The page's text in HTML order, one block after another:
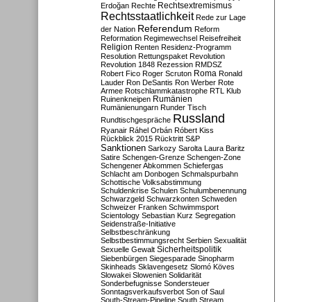
Erdoğan Rechte Rechtsextremismus
Rechtsstaatlichkeit Rede zur Lage
der Nation Referendum Reform
Reformation Regimewechsel Reisefreiheit
Religion Renten Residenz-Programm
Resolution Rettungspaket Revolution
Revolution 1848 Rezession RMDSZ
Robert Fico Roger Scruton Roma Ronald
Lauder Ron DeSantis Ron Werber Rote
Armee Rotschlammkatastrophe RTL Klub
Ruinenkneipen Rumänien
Rumänienungarn Runder Tisch
Rundtischgespräche Russland
Ryanair Ráhel Orbán Róbert Kiss
Rückblick 2015 Rücktritt S&P
Sanktionen Sarkozy Sarolta Laura Baritz
Satire Schengen-Grenze Schengen-Zone
Schengener Abkommen Schiefergas
Schlacht am Donbogen Schmalspurbahn
Schottische Volksabstimmung
Schuldenkrise Schulen Schulumbenennung
Schwarzgeld Schwarzkonten Schweden
Schweizer Franken Schwimmsport
Scientology Sebastian Kurz Segregation
Seidenstraße-Initiative
Selbstbeschränkung
Selbstbestimmungsrecht Serbien Sexualität
Sexuelle Gewalt Sicherheitspolitik
Siebenbürgen Siegesparade Sinopharm
Skinheads Sklavengesetz Slomó Köves
Slowakei Slowenien Solidarität
Sonderbefugnisse Sondersteuer
Sonntagsverkaufsverbot Son of Saul
South-Stream-Pipeline South Stream